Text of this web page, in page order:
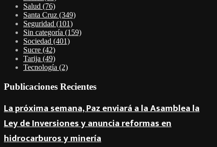
Salud (76)
Santa Cruz (349)
Seguridad (101)
Sin categoría (159)
Sociedad (401)
Sucre (42)
Tarija (49)
Tecnología (2)
Publicaciones Recientes
La próxima semana, Paz enviará a la Asamblea la
Ley de Inversiones y anuncia reformas en
hidrocarburos y minería